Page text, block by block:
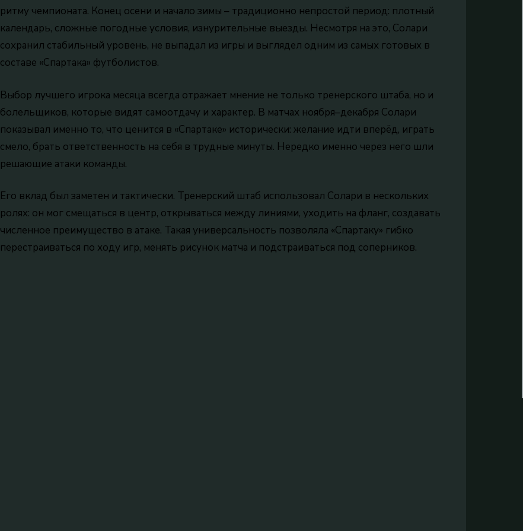
ритму чемпионата. Конец осени и начало зимы – традиционно непростой период: плотный
календарь, сложные погодные условия, изнурительные выезды. Несмотря на это, Солари
сохранил стабильный уровень, не выпадал из игры и выглядел одним из самых готовых в
составе «Спартака» футболистов.
Выбор лучшего игрока месяца всегда отражает мнение не только тренерского штаба, но и
болельщиков, которые видят самоотдачу и характер. В матчах ноября–декабря Солари
показывал именно то, что ценится в «Спартаке» исторически: желание идти вперёд, играть
смело, брать ответственность на себя в трудные минуты. Нередко именно через него шли
решающие атаки команды.
Его вклад был заметен и тактически. Тренерский штаб использовал Солари в нескольких
ролях: он мог смещаться в центр, открываться между линиями, уходить на фланг, создавать
численное преимущество в атаке. Такая универсальность позволяла «Спартаку» гибко
перестраиваться по ходу игр, менять рисунок матча и подстраиваться под соперников.